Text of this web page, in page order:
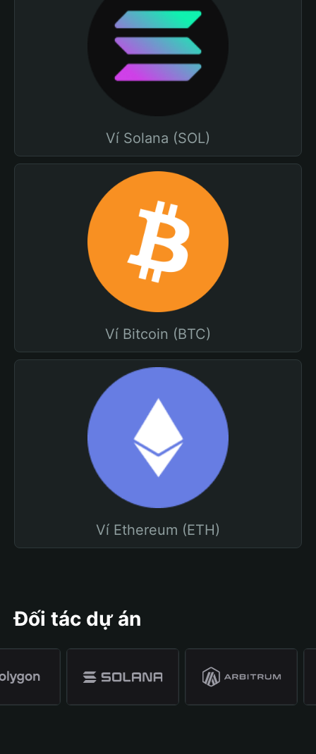
Ví Solana (SOL)
Ví Bitcoin (BTC)
Ví Ethereum (ETH)
Đối tác dự án